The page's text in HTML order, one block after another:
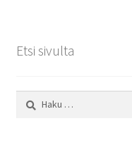
Etsi sivulta